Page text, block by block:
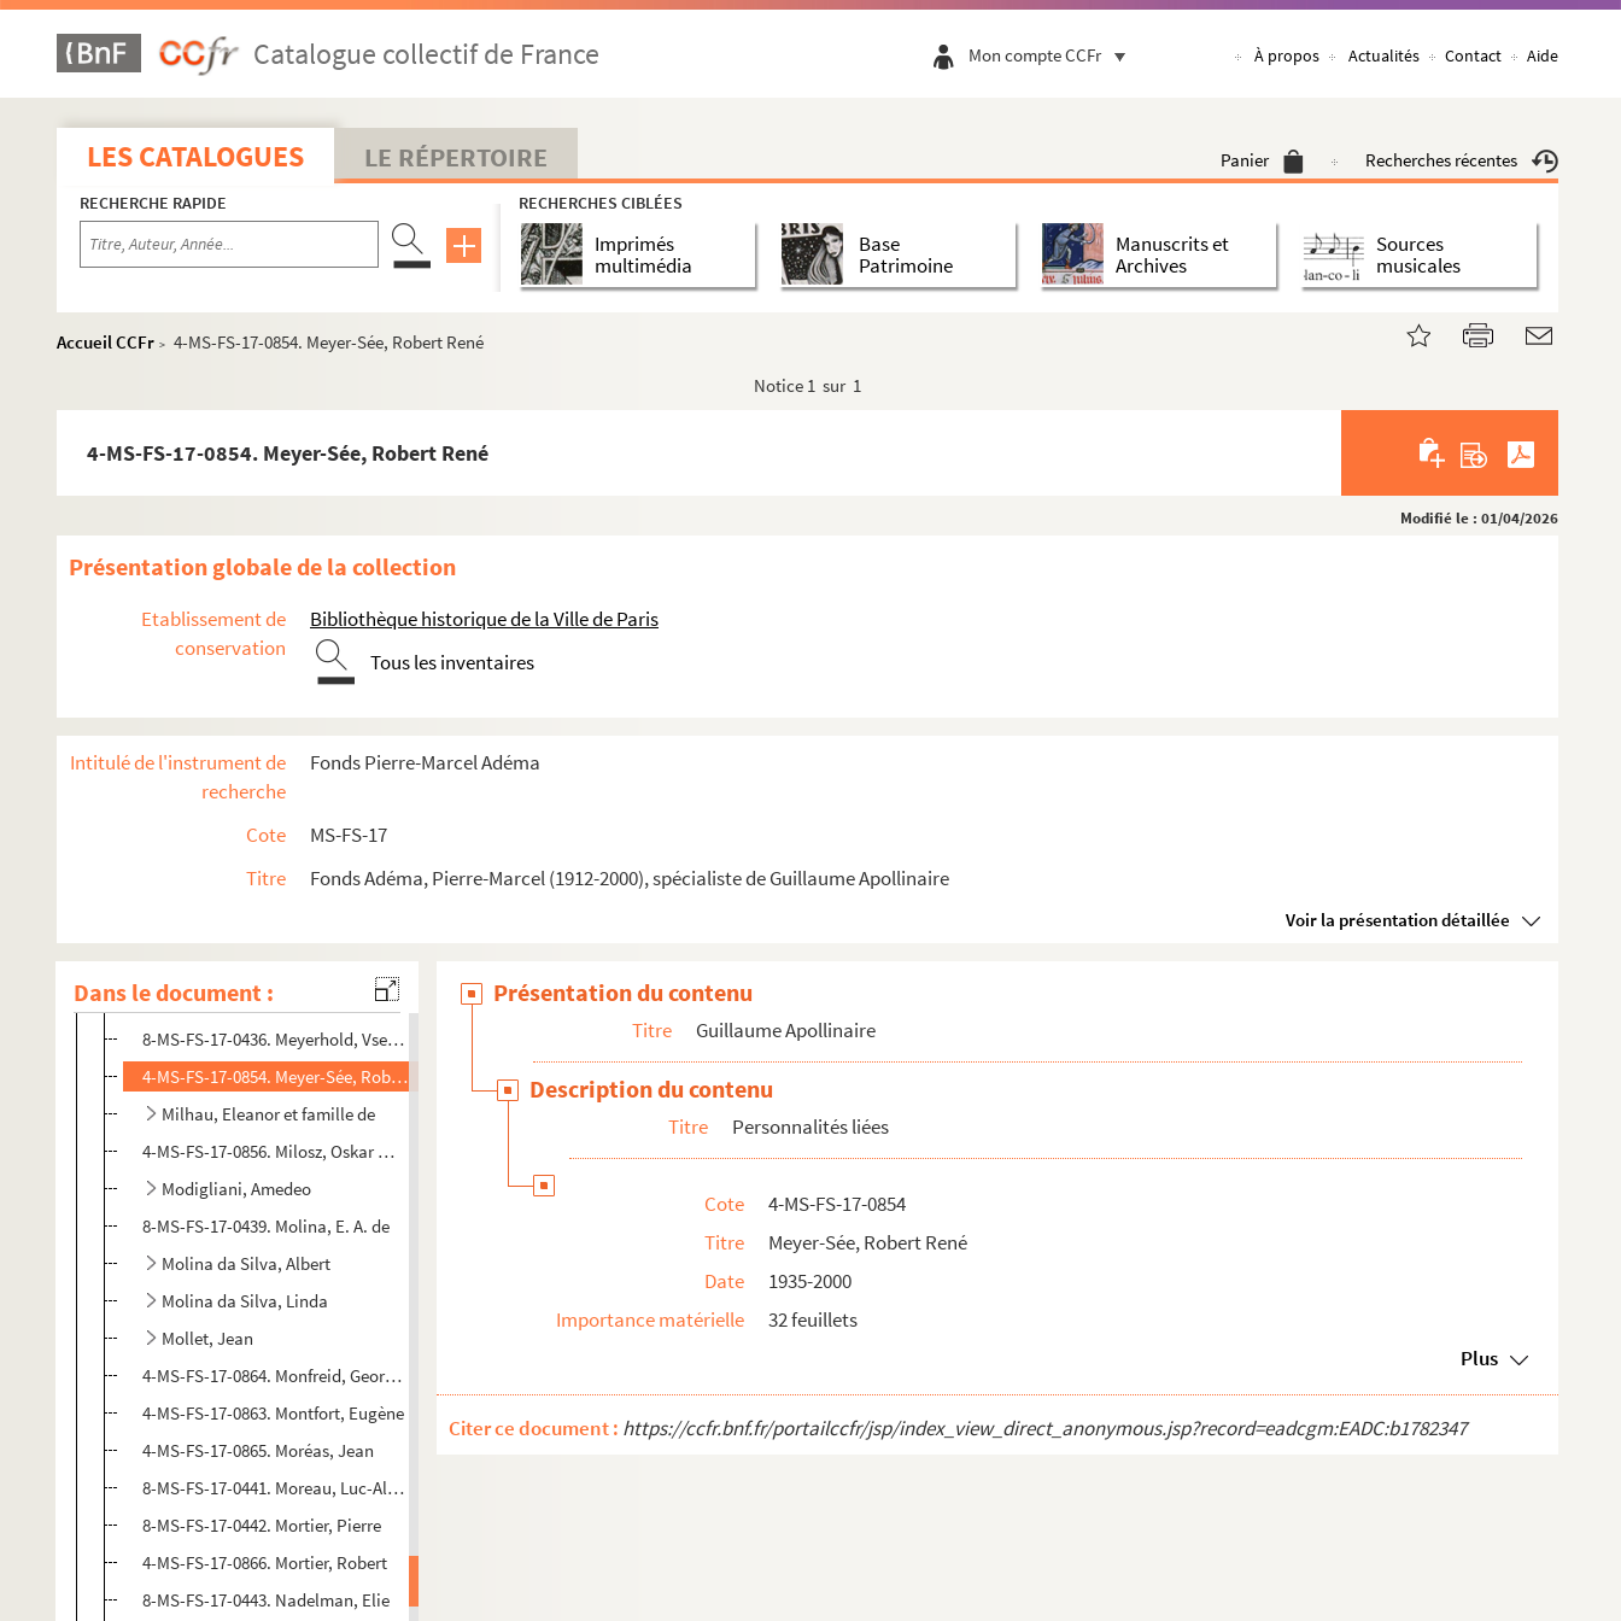
Catalogue collectif de France Mon compte CCFr À propos Actualités Contact Aide
LES CATALOGUES LE RÉPERTOIRE Panier Recherches récentes
RECHERCHE RAPIDE RECHERCHES CIBLÉES
Imprimés
multimédia
Base
Patrimoine
Manuscrits et
Archives
Sources
musicales
Accueil CCFr > 4-MS-FS-17-0854. Meyer-Sée, Robert René
Notice 1 sur 1
4-MS-FS-17-0854. Meyer-Sée, Robert René
Modifié le : 01/04/2026
Présentation globale de la collection
Etablissement de
conservation
Bibliothèque historique de la Ville de Paris
Tous les inventaires
Intitulé de l'instrument de
recherche
Fonds Pierre-Marcel Adéma
Cote
MS-FS-17
Titre
Fonds Adéma, Pierre-Marcel (1912-2000), spécialiste de Guillaume Apollinaire
Voir la présentation détaillée
Dans le document :
4-MS-FS-17-0830. Le Roy, Jean
8-MS-FS-17-0428. Level, André
4-MS-FS-17-0831. Lévy, Sadia
4-MS-FS-17-0832. Lhote, André
4-MS-FS-17-0833. Lièvre, Pierre
4-MS-FS-17-0834. Lombard, Paul
4-MS-FS-17-0839. Mallarmé, Stéphane
Marcoussis, Louis
Marinetti, Filippo Tommaso
4-MS-FS-17-0847. Mary, André
Matisse, Henri
4-MS-FS-17-0849. Mercereau, Alexandre
4-MS-FS-17-0851. Merrill, Stuart
Metzinger, Jean
8-MS-FS-17-0436. Meyerhold, Vsevolod
4-MS-FS-17-0854. Meyer-Sée, Robert René
Milhau, Eleanor et famille de
4-MS-FS-17-0856. Milosz, Oskar Wladislaw de Lubicz
Modigliani, Amedeo
8-MS-FS-17-0439. Molina, E. A. de
Molina da Silva, Albert
Molina da Silva, Linda
Mollet, Jean
4-MS-FS-17-0864. Monfreid, Georges Daniel de
4-MS-FS-17-0863. Montfort, Eugène
4-MS-FS-17-0865. Moréas, Jean
8-MS-FS-17-0441. Moreau, Luc-Albert
8-MS-FS-17-0442. Mortier, Pierre
4-MS-FS-17-0866. Mortier, Robert
8-MS-FS-17-0443. Nadelman, Elie
Présentation du contenu
Titre Guillaume Apollinaire
Description du contenu
Titre Personnalités liées
Cote
4-MS-FS-17-0854
Titre
Meyer-Sée, Robert René
Date
1935-2000
Importance matérielle
32 feuillets
Plus
Citer ce document : https://ccfr.bnf.fr/portailccfr/jsp/index_view_direct_anonymous.jsp?record=eadcgm:EADC:b1782347